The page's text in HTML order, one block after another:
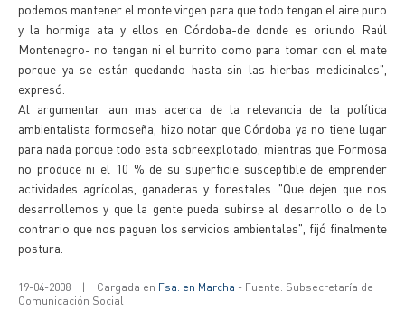
podemos mantener el monte virgen para que todo tengan el aire puro
y la hormiga ata y ellos en Córdoba-de donde es oriundo Raúl
Montenegro- no tengan ni el burrito como para tomar con el mate
porque ya se están quedando hasta sin las hierbas medicinales",
expresó.
Al argumentar aun mas acerca de la relevancia de la política
ambientalista formoseña, hizo notar que Córdoba ya no tiene lugar
para nada porque todo esta sobreexplotado, mientras que Formosa
no produce ni el 10 % de su superficie susceptible de emprender
actividades agrícolas, ganaderas y forestales. "Que dejen que nos
desarrollemos y que la gente pueda subirse al desarrollo o de lo
contrario que nos paguen los servicios ambientales", fijó finalmente
postura.
19-04-2008 | Cargada en Fsa. en Marcha - Fuente: Subsecretaría de
Comunicación Social